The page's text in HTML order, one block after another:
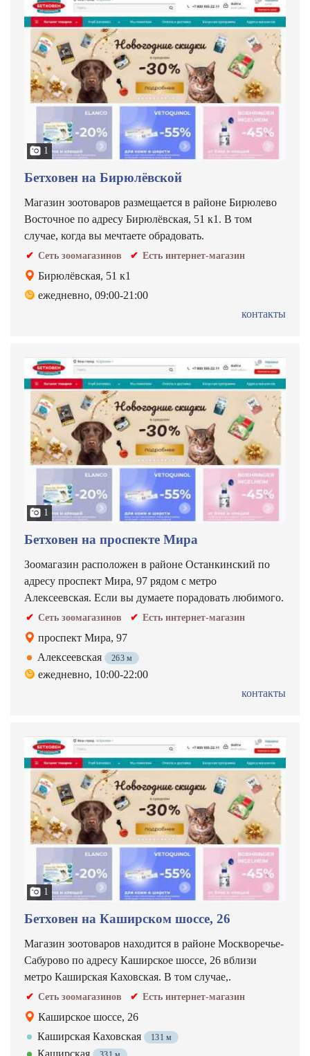
1
Бетховен на Бирюлёвской
Магазин зоотоваров размещается в районе Бирюлево
Восточное по адресу Бирюлёвская, 51 к1. В том
случае, когда вы мечтаете обрадовать.
Сеть зоомагазинов Есть интернет-магазин
Бирюлёвская, 51 к1
ежедневно, 09:00-21:00
контакты
1
Бетховен на проспекте Мира
Зоомагазин расположен в районе Останкинский по
адресу проспект Мира, 97 рядом с метро
Алексеевская. Если вы думаете порадовать любимого.
Сеть зоомагазинов Есть интернет-магазин
проспект Мира, 97
Алексеевская
263 м
ежедневно, 10:00-22:00
контакты
1
Бетховен на Каширском шоссе, 26
Магазин зоотоваров находится в районе Москворечье-
Сабурово по адресу Каширское шоссе, 26 вблизи
метро Каширская Каховская. В том случае,.
Сеть зоомагазинов Есть интернет-магазин
Каширское шоссе, 26
Каширская Каховская
131 м
Каширская